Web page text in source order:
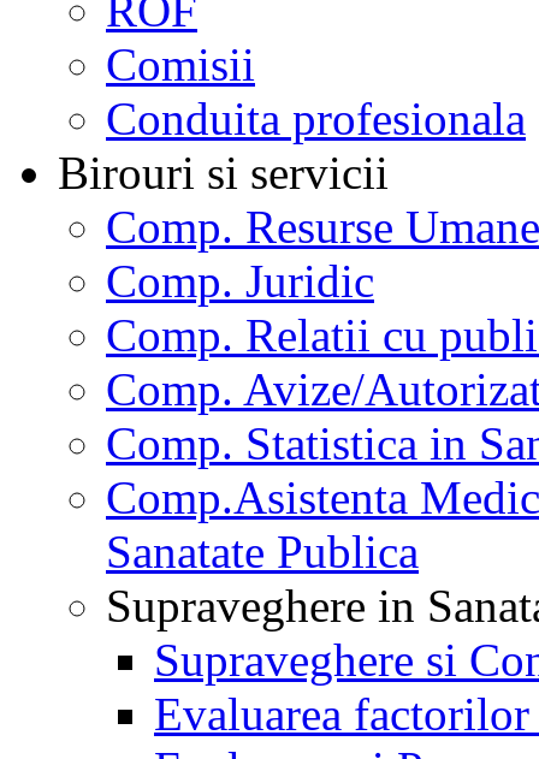
Comisii
Conduita profesionala
Birouri si servicii
Comp. Resurse Umane
Comp. Juridic
Comp. Relatii cu
Comp. Avize/
Comp. Statistica in
Comp.Asistenta
Sanatate Publica
Supraveghere in
Supraveghere si
Evaluarea